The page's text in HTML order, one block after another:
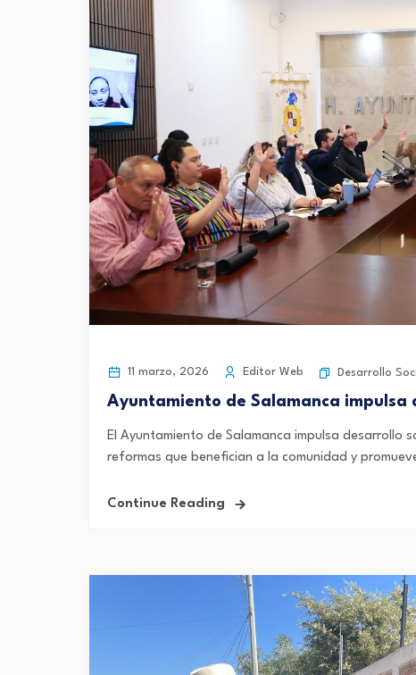
11 marzo, 2026 Editor Web Desarrollo
Ayuntamiento de Salamanca
El Ayuntamiento de Salamanca impulsa desarrollo
reformas que benefician a la comunidad y
Continue Reading